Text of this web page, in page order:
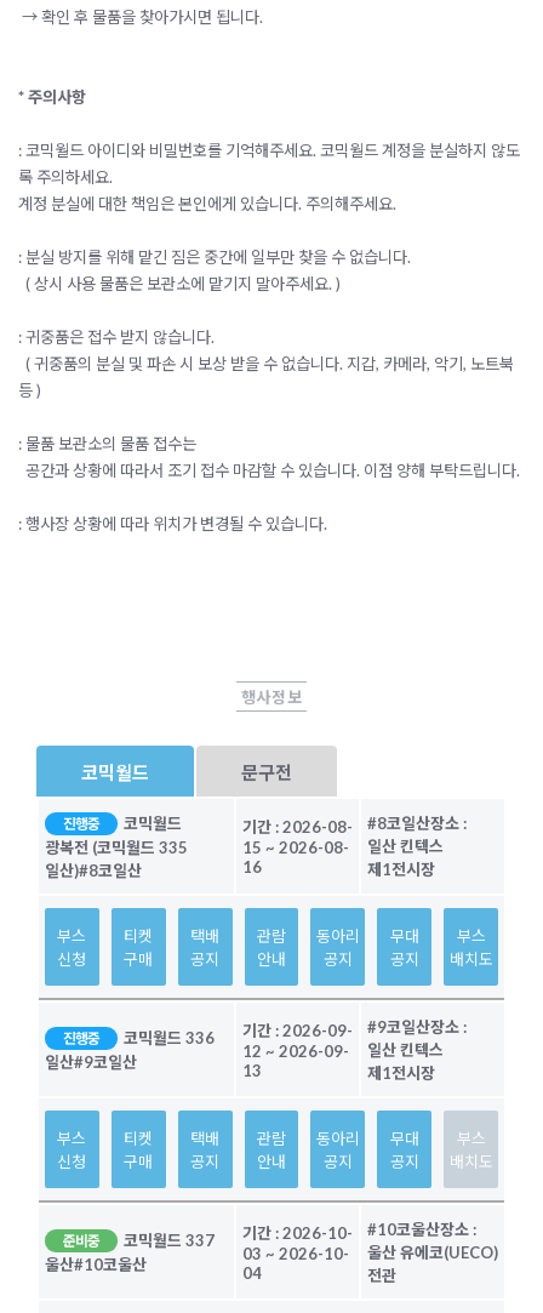
→ 확인 후 물품을 찾아가시면 됩니다.
* 주의사항
:코믹월드 아이디와 비밀번호를 기억해주세요. 코믹월드 계정을 분실하지 않도
록 주의하세요.
계정 분실에 대한 책임은 본인에게 있습니다. 주의해주세요.
: 분실 방지를 위해 맡긴 짐은 중간에 일부만 찾을 수 없습니다.
( 상시 사용 물품은 보관소에 맡기지 말아주세요. )
: 귀중품은 접수 받지 않습니다.
( 귀중품의 분실 및 파손 시 보상 받을 수 없습니다. 지갑, 카메라, 악기, 노트북
등 )
: 물품 보관소의 물품 접수는
공간과 상황에 따라서 조기 접수 마감할 수 있습니다. 이점 양해 부탁드립니다.
: 행사장 상황에 따라 위치가 변경될 수 있습니다.
행사정보
코믹월드 문구전
진행중
코믹월드
광복전 (코믹월드 335
일산)#8코일산
기간 :2026-08-
15 ~ 2026-08-
16
#8코일산장소 :
일산 킨텍스
제1전시장
부스
신청
티켓
구매
택배
공지
관람
안내
동아리
공지
무대
공지
부스
배치도
진행중
코믹월드 336
일산#9코일산
기간 :2026-09-
12 ~ 2026-09-
13
#9코일산장소 :
일산 킨텍스
제1전시장
부스
신청
티켓
구매
택배
공지
관람
안내
동아리
공지
무대
공지
부스
배치도
준비중
코믹월드 337
울산#10코울산
기간 :2026-10-
03 ~ 2026-10-
04
#10코울산장소 :
울산 유에코(UECO)
전관